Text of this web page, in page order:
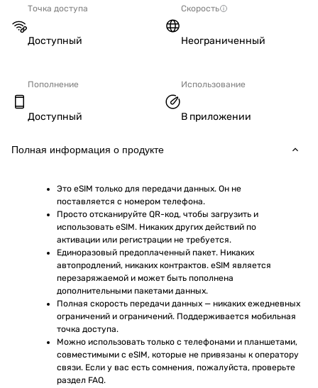
Точка доступа
Доступный
Скорость
Неограниченный
Пополнение
Доступный
Использование
В приложении
Полная информация о продукте
Это eSIM только для передачи данных. Он не
поставляется с номером телефона.
Просто отсканируйте QR-код, чтобы загрузить и
использовать eSIM. Никаких других действий по
активации или регистрации не требуется.
Единоразовый предоплаченный пакет. Никаких
автопродлений, никаких контрактов. eSIM является
перезаряжаемой и может быть пополнена
дополнительными пакетами данных.
Полная скорость передачи данных — никаких ежедневных
ограничений и ограничений. Поддерживается мобильная
точка доступа.
Можно использовать только с телефонами и планшетами,
совместимыми с eSIM, которые не привязаны к оператору
связи. Если у вас есть сомнения, пожалуйста, проверьте
раздел FAQ.